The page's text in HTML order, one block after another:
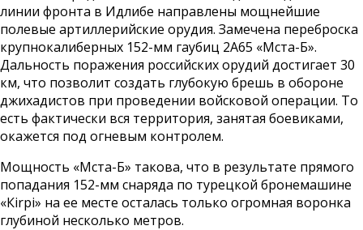
линии фронта в Идлибе направлены мощнейшие
полевые артиллерийские орудия. Замечена переброска
крупнокалиберных 152-мм гаубиц 2А65 «Мста-Б».
Дальность поражения российских орудий достигает 30
км, что позволит создать глубокую брешь в обороне
джихадистов при проведении войсковой операции. То
есть фактически вся территория, занятая боевиками,
окажется под огневым контролем.
Мощность «Мста-Б» такова, что в результате прямого
попадания 152-мм снаряда по турецкой бронемашине
«Кirpi» на ее месте осталась только огромная воронка
глубиной несколько метров.